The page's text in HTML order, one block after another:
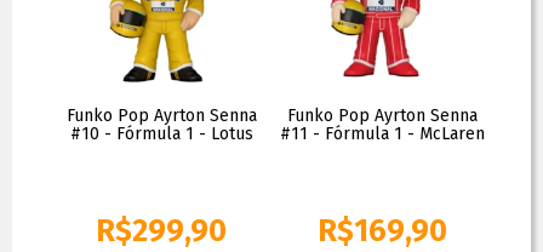
Funko Pop Ayrton Senna
#10 - Fórmula 1 - Lotus
R$299,90
Funko Pop Ayrton Senna
#11 - Fórmula 1 - McLaren
R$169,90